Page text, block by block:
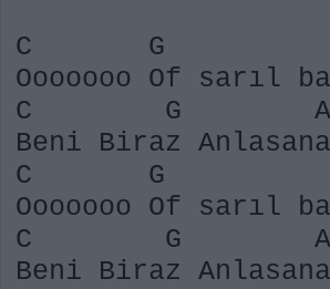
C G
Ooooooo Of sarıl
C G
Beni Biraz Anlasana
C G
Ooooooo Of sarıl
C G
Beni Biraz Anlasana